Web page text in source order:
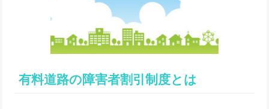
有料道路の障害者割引制度とは